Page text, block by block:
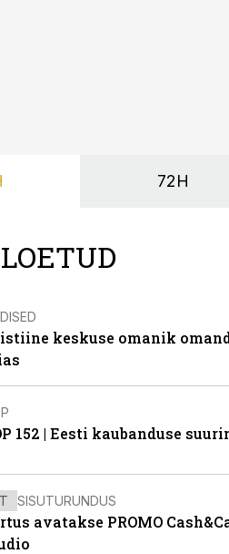
72H
keskuse omanik
152 | Eesti kaubanduse
SISUTURUNDUS
avatakse PROMO